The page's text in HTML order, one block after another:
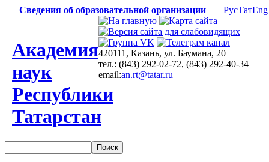
Сведения об образовательной организации РусТатEng
Академия
наук
Республики
Татарстан
420111, Казань, ул. Баумана, 20
тел.: (843) 292-02-72, (843) 292-40-34
email:an.rt@tatar.ru